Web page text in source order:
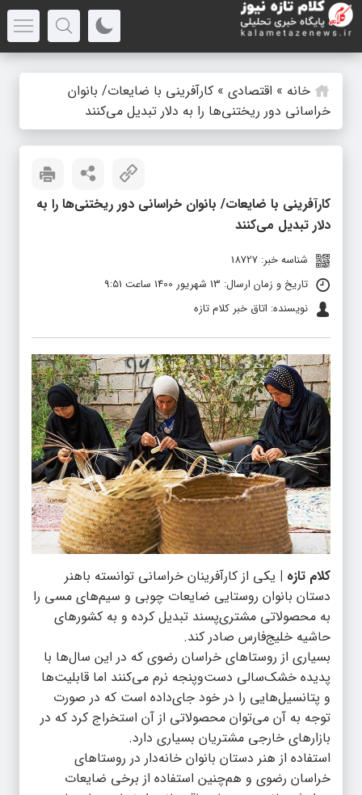
خانه » اقتصادی » کارآفرینی با ضایعات/ بانوان
خراسانی دور ریختنی‌ها را به دلار تبدیل می‌کنند
کارآفرینی با ضایعات/ بانوان خراسانی دور ریختنی‌ها را به
دلار تبدیل می‌کنند
شناسه خبر: 18727
تاریخ و زمان ارسال: 13 شهریور 1400 ساعت 9:51
نویسنده: اتاق خبر کلام تازه
کلام تازه | یکی از کارآفرینان خراسانی توانسته باهنر
دستان بانوان روستایی ضایعات چوبی و سیم‌های مسی را
به محصولاتی مشتری‌پسند تبدیل کرده و به کشورهای
حاشیه خلیج‌فارس صادر کند.
بسیاری از روستاهای خراسان رضوی که در این سال‌ها با
پدیده خشک‌سالی دست‌وپنجه نرم می‌کنند اما قابلیت‌ها
و پتانسیل‌هایی را در خود جای‌داده است که در صورت
توجه به آن می‌توان محصولاتی از آن استخراج کرد که در
بازارهای خارجی مشتریان بسیاری دارد.
استفاده از هنر دستان بانوان خانه‌دار در روستاهای
خراسان رضوی و هم‌چنین استفاده از برخی ضایعات